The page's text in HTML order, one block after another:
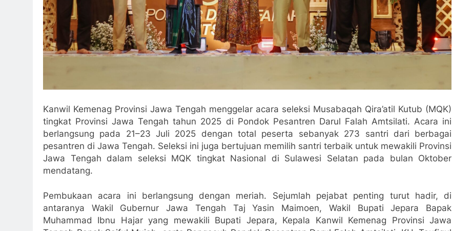
Kanwil Kemenag Provinsi Jawa Tengah menggelar acara seleksi Musabaqah Qira’atil Kutub (MQK)
tingkat Provinsi Jawa Tengah tahun 2025 di Pondok Pesantren Darul Falah Amtsilati. Acara ini
berlangsung pada 21–23 Juli 2025 dengan total peserta sebanyak 273 santri dari berbagai
pesantren di Jawa Tengah. Seleksi ini juga bertujuan memilih santri terbaik untuk mewakili Provinsi
Jawa Tengah dalam seleksi MQK tingkat Nasional di Sulawesi Selatan pada bulan Oktober
mendatang.
Pembukaan acara ini berlangsung dengan meriah. Sejumlah pejabat penting turut hadir, di
antaranya Wakil Gubernur Jawa Tengah Taj Yasin Maimoen, Wakil Bupati Jepara Bapak
Muhammad Ibnu Hajar yang mewakili Bupati Jepara, Kepala Kanwil Kemenag Provinsi Jawa